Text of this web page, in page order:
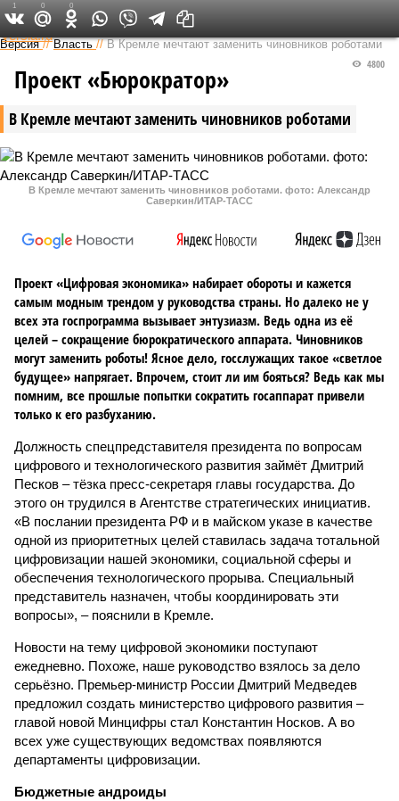
Федеральный выпуск
Версия //Власть //В Кремле мечтают заменить чиновников роботами
В Кремле мечтают заменить чиновников роботами
4800
Проект «Бюрократор»
В Кремле мечтают заменить чиновников роботами. фото: Александр
Саверкин/ИТАР-ТАСС
Проект «Цифровая экономика» набирает обороты и кажется
самым модным трендом у руководства страны. Но далеко не у
всех эта госпрограмма вызывает энтузиазм. Ведь одна из её
целей – сокращение бюрократического аппарата. Чиновников
могут заменить роботы! Ясное дело, госслужащих такое «светлое
будущее» напрягает. Впрочем, стоит ли им бояться? Ведь как мы
помним, все прошлые попытки сократить госаппарат привели
только к его разбуханию.
Должность спецпредставителя президента по вопросам
цифрового и технологического развития зай­мёт Дмитрий
Песков – тёзка пресс-секретаря главы государства. До
этого он трудился в Агентстве стратегических инициатив.
«В послании президента РФ и в майском указе в качестве
одной из приоритетных целей ставилась задача тотальной
цифровизации нашей экономики, социальной сферы и
обеспечения технологического прорыва. Специальный
представитель назначен, чтобы координировать эти
вопросы», – пояснили в Кремле.
Новости на тему цифровой экономики поступают
ежедневно. Похоже, наше руководство взялось за дело
серьёзно. Премьер-министр России Дмитрий Медведев
предложил создать министерство цифрового развития –
главой новой Минцифры стал Константин Носков. А во
всех уже существующих ведомствах появляются
департаменты цифровизации.
Бюджетные андроиды
1 0 0